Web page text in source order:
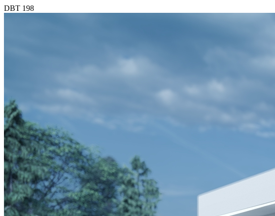
DBT 198